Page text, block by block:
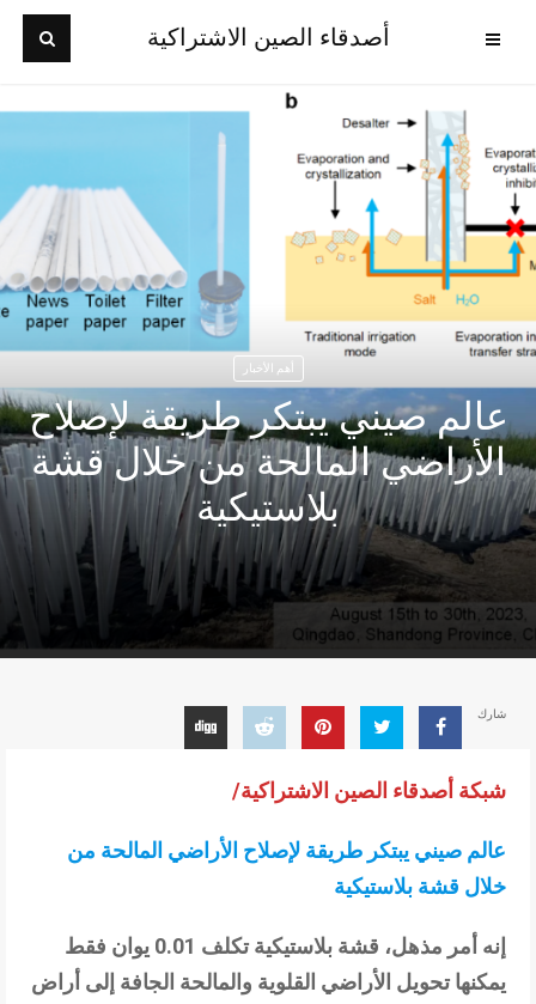
أصدقاء الصين الاشتراكية
أهم الأخبار
عالم صيني يبتكر طريقة لإصلاح
الأراضي المالحة من خلال قشة
بلاستيكية
شارك
شبكة أصدقاء الصين الاشتراكية/
عالم صيني يبتكر طريقة لإصلاح الأراضي المالحة من
خلال قشة بلاستيكية
إنه أمر مذهل، قشة بلاستيكية تكلف 0.01 يوان فقط
يمكنها تحويل الأراضي القلوية والمالحة الجافة إلى أراض